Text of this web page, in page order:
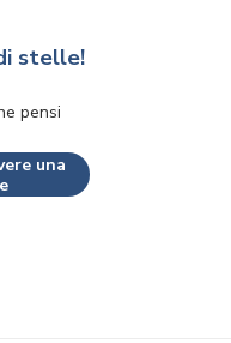
stelle!
pensi
una